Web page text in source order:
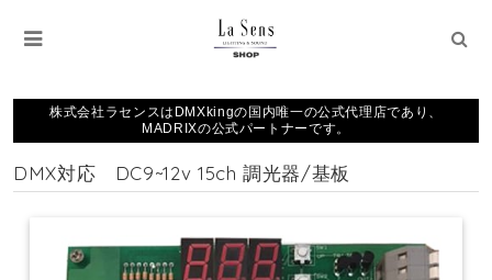
株式会社ラセンスはDMXkingの国内唯一の公式代理店であり、
MADRIXの公式パートナーです。
DMX対応 DC9~12v 15ch 調光器/基板